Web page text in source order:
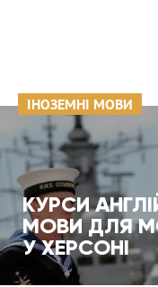
КУРСИ
МОВИ ДЛЯ
У ХЕРСОНІ
ІНОЗЕМНІ МОВИ